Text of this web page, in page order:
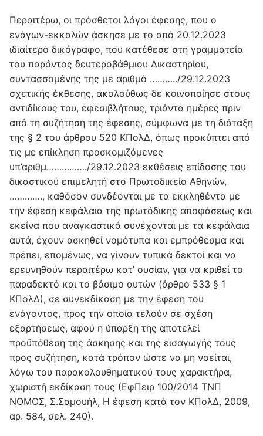
Περαιτέρω, οι πρόσθετοι λόγοι έφεσης, που ο
ενάγων-εκκαλών άσκησε με το από 20.12.2023
ιδιαίτερο δικόγραφο, που κατέθεσε στη γραμματεία
του παρόντος δευτεροβάθμιου Δικαστηρίου,
συντασσομένης της με αριθμό ………../29.12.2023
σχετικής έκθεσης, ακολούθως δε κοινοποίησε στους
αντιδίκους του, εφεσιβλήτους, τριάντα ημέρες πριν
από τη συζήτηση της έφεσης, σύμφωνα με τη διάταξη
της § 2 του άρθρου 520 ΚΠολΔ, όπως προκύπτει από
τις με επίκληση προσκομιζόμενες
υπ’αριθμ……………./29.12.2023 εκθέσεις επίδοσης του
δικαστικού επιμελητή στο Πρωτοδικείο Αθηνών,
…………., καθόσον συνδέονται με τα εκκληθέντα με
την έφεση κεφάλαια της πρωτόδικης αποφάσεως και
εκείνα που αναγκαστικά συνέχονται με τα κεφάλαια
αυτά, έχουν ασκηθεί νομότυπα και εμπρόθεσμα και
πρέπει, επομένως, να γίνουν τυπικά δεκτοί και να
ερευνηθούν περαιτέρω κατ’ ουσίαν, για να κριθεί το
παραδεκτό και το βάσιμο αυτών (άρθρο 533 § 1
ΚΠολΔ), σε συνεκδίκαση με την έφεση του
ενάγοντος, προς την οποία τελούν σε σχέση
εξαρτήσεως, αφού η ύπαρξη της αποτελεί
προϋπόθεση της άσκησης και της εισαγωγής τους
προς συζήτηση, κατά τρόπον ώστε να μη νοείται,
λόγω του παρακολουθηματικού τους χαρακτήρα,
χωριστή εκδίκαση τους (ΕφΠειρ 100/2014 ΤΝΠ
ΝΟΜΟΣ, Σ.Σαμουήλ, Η έφεση κατά τον ΚΠολΔ, 2009,
αρ. 584, σελ. 240).